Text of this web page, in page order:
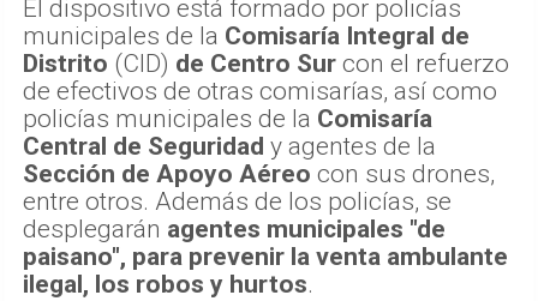
El dispositivo está formado por policías
municipales de la Comisaría Integral de
Distrito (CID) de Centro Sur con el refuerzo
de efectivos de otras comisarías, así como
policías municipales de la Comisaría
Central de Seguridad y agentes de la
Sección de Apoyo Aéreo con sus drones,
entre otros. Además de los policías, se
desplegarán agentes municipales "de
paisano", para prevenir la venta ambulante
ilegal, los robos y hurtos.